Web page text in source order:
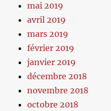
mai 2019
avril 2019
mars 2019
février 2019
janvier 2019
décembre 2018
novembre 2018
octobre 2018